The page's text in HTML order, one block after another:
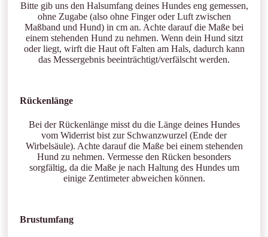
Bitte gib uns den Halsumfang deines Hundes eng gemessen,
ohne Zugabe (also ohne Finger oder Luft zwischen
Maßband und Hund) in cm an. Achte darauf die Maße bei
einem stehenden Hund zu nehmen. Wenn dein Hund sitzt
oder liegt, wirft die Haut oft Falten am Hals, dadurch kann
das Messergebnis beeinträchtigt/verfälscht werden.
Rückenlänge
Bei der Rückenlänge misst du die Länge deines Hundes
vom Widerrist bist zur Schwanzwurzel (Ende der
Wirbelsäule). Achte darauf die Maße bei einem stehenden
Hund zu nehmen. Vermesse den Rücken besonders
sorgfältig, da die Maße je nach Haltung des Hundes um
einige Zentimeter abweichen können.
Brustumfang